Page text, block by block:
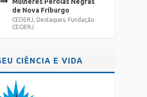
de Nova Friburgo
CEDERJ, Destaques, Fundação
CECIERJ
CIÊNCIA E VIDA